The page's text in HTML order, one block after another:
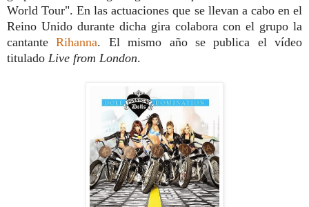
World Tour". En las actuaciones que se llevan a cabo en el
Reino Unido durante dicha gira colabora con el grupo la
cantanteRihanna. El mismo año se publica el vídeo
titulado Live from London.